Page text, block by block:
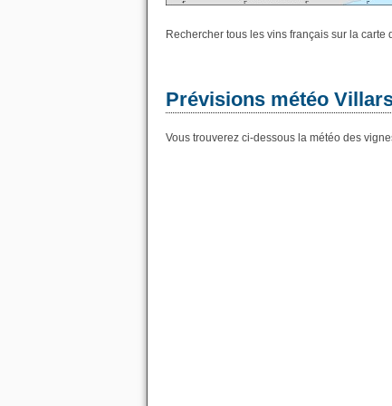
Rechercher tous les vins français sur la
Prévisions météo
Vous trouverez ci-dessous la météo des